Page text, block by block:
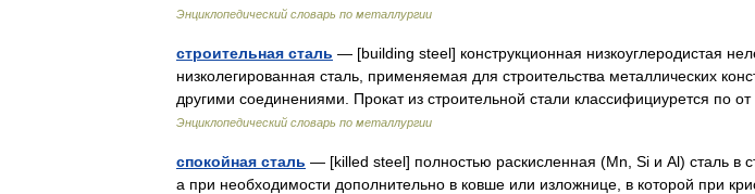
Энциклопедический словарь по металлургии
строительная сталь — [building steel] конструкционная низкоуглеродистая
низколегированная сталь, применяемая для строительства металлических
другими соединениями. Прокат из строительной стали классифициурется по
Энциклопедический словарь по металлургии
спокойная сталь — [killed steel] полностью раскисленная (Mn, Si и Al) сталь в
а при необходимости дополнительно в ковше или изложнице, в которой при